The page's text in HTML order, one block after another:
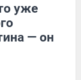
уже
— он